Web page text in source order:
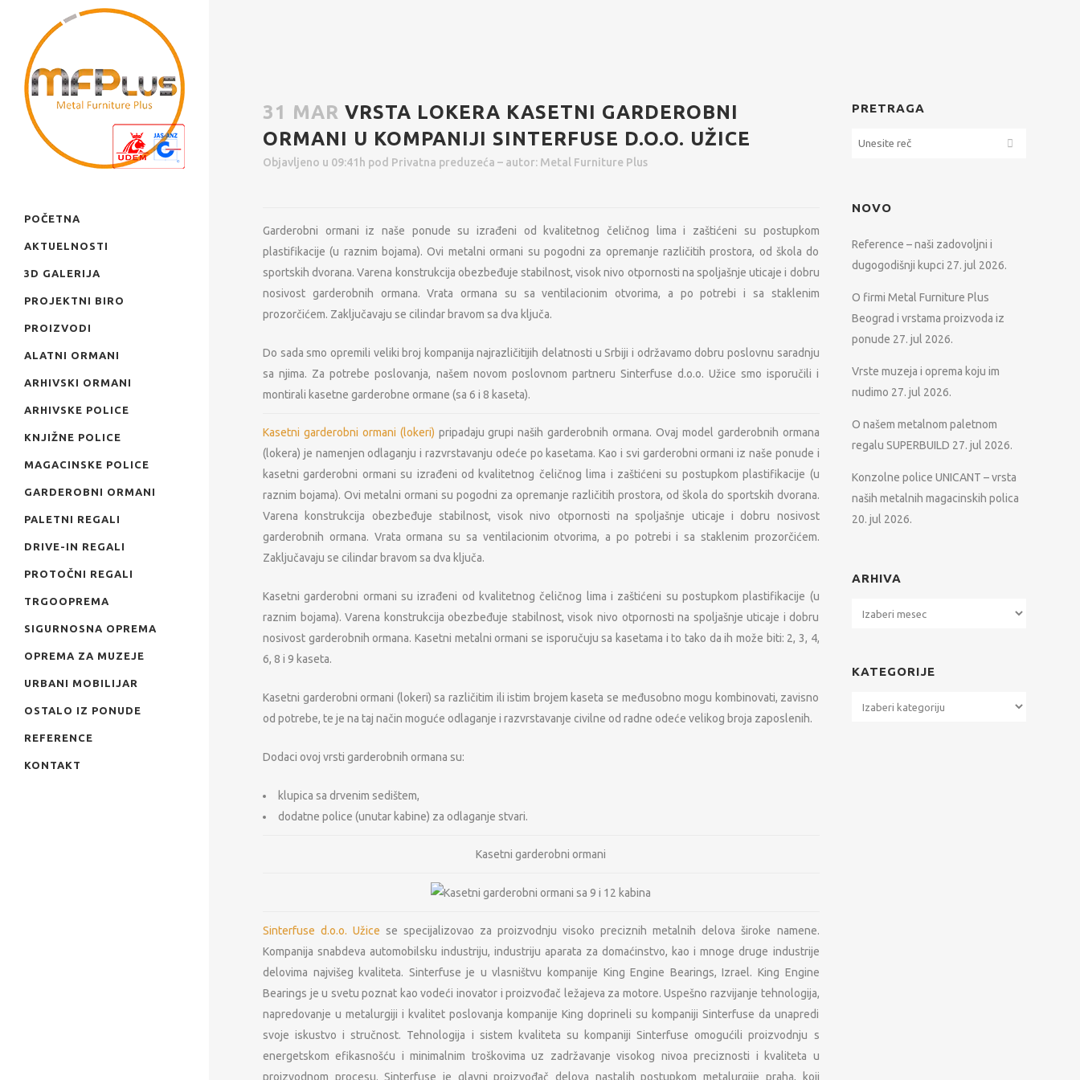
POČETNA
AKTUELNOSTI
3D GALERIJA
PROJEKTNI BIRO
PROIZVODI
ALATNI ORMANI
ARHIVSKI ORMANI
ARHIVSKE POLICE
KNJIŽNE POLICE
MAGACINSKE POLICE
GARDEROBNI ORMANI
PALETNI REGALI
DRIVE-IN REGALI
PROTOČNI REGALI
TRGOOPREMA
SIGURNOSNA OPREMA
OPREMA ZA MUZEJE
URBANI MOBILIJAR
OSTALO IZ PONUDE
REFERENCE
KONTAKT
31 MAR VRSTA LOKERA KASETNI GARDEROBNI
ORMANI U KOMPANIJI SINTERFUSE D.O.O. UŽICE
Objavljeno u 09:41h pod Privatna preduzeća – autor: Metal Furniture Plus
Garderobni ormani iz naše ponude su izrađeni od kvalitetnog čeličnog lima i zaštićeni su postupkom
plastifikacije (u raznim bojama). Ovi metalni ormani su pogodni za opremanje različitih prostora, od škola do
sportskih dvorana. Varena konstrukcija obezbeđuje stabilnost, visok nivo otpornosti na spoljašnje uticaje i dobru
nosivost garderobnih ormana. Vrata ormana su sa ventilacionim otvorima, a po potrebi i sa staklenim
prozorčićem. Zaključavaju se cilindar bravom sa dva ključa.
Do sada smo opremili veliki broj kompanija najrazličitijih delatnosti u Srbiji i održavamo dobru poslovnu saradnju
sa njima. Za potrebe poslovanja, našem novom poslovnom partneru Sinterfuse d.o.o. Užice smo isporučili i
montirali kasetne garderobne ormane (sa 6 i 8 kaseta).
Kasetni garderobni ormani (lokeri) pripadaju grupi naših garderobnih ormana. Ovaj model garderobnih ormana
(lokera) je namenjen odlaganju i razvrstavanju odeće po kasetama. Kao i svi garderobni ormani iz naše ponude i
kasetni garderobni ormani su izrađeni od kvalitetnog čeličnog lima i zaštićeni su postupkom plastifikacije (u
raznim bojama). Ovi metalni ormani su pogodni za opremanje različitih prostora, od škola do sportskih dvorana.
Varena konstrukcija obezbeđuje stabilnost, visok nivo otpornosti na spoljašnje uticaje i dobru nosivost
garderobnih ormana. Vrata ormana su sa ventilacionim otvorima, a po potrebi i sa staklenim prozorčićem.
Zaključavaju se cilindar bravom sa dva ključa.
Kasetni garderobni ormani su izrađeni od kvalitetnog čeličnog lima i zaštićeni su postupkom plastifikacije (u
raznim bojama). Varena konstrukcija obezbeđuje stabilnost, visok nivo otpornosti na spoljašnje uticaje i dobru
nosivost garderobnih ormana. Kasetni metalni ormani se isporučuju sa kasetama i to tako da ih može biti: 2, 3, 4,
6, 8 i 9 kaseta.
Kasetni garderobni ormani (lokeri) sa različitim ili istim brojem kaseta se međusobno mogu kombinovati, zavisno
od potrebe, te je na taj način moguće odlaganje i razvrstavanje civilne od radne odeće velikog broja zaposlenih.
Dodaci ovoj vrsti garderobnih ormana su:
klupica sa drvenim sedištem,
dodatne police (unutar kabine) za odlaganje stvari.
Kasetni garderobni ormani
Sinterfuse d.o.o. Užice se specijalizovao za proizvodnju visoko preciznih metalnih delova široke namene.
Kompanija snabdeva automobilsku industriju, industriju aparata za domaćinstvo, kao i mnoge druge industrije
delovima najvišeg kvaliteta. Sinterfuse je u vlasništvu kompanije King Engine Bearings, Izrael. King Engine
Bearings je u svetu poznat kao vodeći inovator i proizvođač ležajeva za motore. Uspešno razvijanje tehnologija,
napredovanje u metalurgiji i kvalitet poslovanja kompanije King doprineli su kompaniji Sinterfuse da unapredi
svoje iskustvo i stručnost. Tehnologija i sistem kvaliteta su kompaniji Sinterfuse omogućili proizvodnju s
energetskom efikasnošću i minimalnim troškovima uz zadržavanje visokog nivoa preciznosti i kvaliteta u
proizvodnom procesu. Sinterfuse je glavni proizvođač delova nastalih postupkom metalurgije praha, koji
PRETRAGA
NOVO
Reference – naši zadovoljni i
dugogodišnji kupci 27. jul 2026.
O firmi Metal Furniture Plus
Beograd i vrstama proizvoda iz
ponude 27. jul 2026.
Vrste muzeja i oprema koju im
nudimo 27. jul 2026.
O našem metalnom paletnom
regalu SUPERBUILD 27. jul 2026.
Konzolne police UNICANT – vrsta
naših metalnih magacinskih polica
20. jul 2026.
ARHIVA
Arhiva
KATEGORIJE
Kategorije
OSNOVNI PODACI O MFP
PIB: 104724797
NAŠA MREŽA
Lokeri